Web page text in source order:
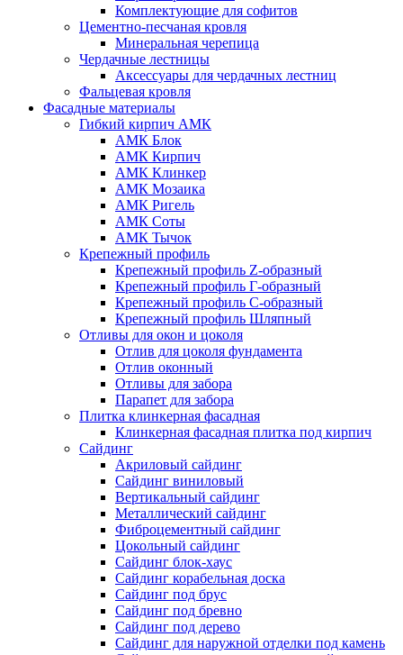
Комплектующие для софитов
Цементно-песчаная кровля
Минеральная черепица
Чердачные лестницы
Аксессуары для чердачных лестниц
Фальцевая кровля
Фасадные материалы
Гибкий кирпич АМК
АМК Блок
АМК Кирпич
АМК Клинкер
АМК Мозаика
АМК Ригель
АМК Соты
АМК Тычок
Крепежный профиль
Крепежный профиль Z-образный
Крепежный профиль Г-образный
Крепежный профиль С-образный
Крепежный профиль Шляпный
Отливы для окон и цоколя
Отлив для цоколя фундамента
Отлив оконный
Отливы для забора
Парапет для забора
Плитка клинкерная фасадная
Клинкерная фасадная плитка под кирпич
Сайдинг
Акриловый сайдинг
Сайдинг виниловый
Вертикальный сайдинг
Металлический сайдинг
Фиброцементный сайдинг
Цокольный сайдинг
Сайдинг блок-хаус
Сайдинг корабельная доска
Сайдинг под брус
Сайдинг под бревно
Сайдинг под дерево
Сайдинг для наружной отделки под камень